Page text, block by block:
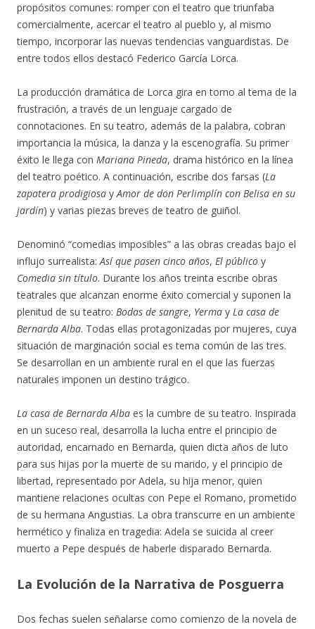
propósitos comunes: romper con el teatro que triunfaba
comercialmente, acercar el teatro al pueblo y, al mismo
tiempo, incorporar las nuevas tendencias vanguardistas. De
entre todos ellos destacó Federico García Lorca.
La producción dramática de Lorca gira en torno al tema de la
frustración, a través de un lenguaje cargado de
connotaciones. En su teatro, además de la palabra, cobran
importancia la música, la danza y la escenografía. Su primer
éxito le llega con Mariana Pineda, drama histórico en la línea
del teatro poético. A continuación, escribe dos farsas (La
zapatera prodigiosa yAmor de don Perlimplín con Belisa en su
jardín) y varias piezas breves de teatro de guiñol.
Denominó “comedias imposibles” a las obras creadas bajo el
influjo surrealista:Así que pasen cinco años, El público y
Comedia sin título. Durante los años treinta escribe obras
teatrales que alcanzan enorme éxito comercial y suponen la
plenitud de su teatro: Bodas de sangre, Yerma y La casa de
Bernarda Alba. Todas ellas protagonizadas por mujeres, cuya
situación de marginación social es tema común de las tres.
Se desarrollan en un ambiente rural en el que las fuerzas
naturales imponen un destino trágico.
La casa de Bernarda Alba es la cumbre de su teatro. Inspirada
en un suceso real, desarrolla la lucha entre el principio de
autoridad, encarnado en Bernarda, quien dicta años de luto
para sus hijas por la muerte de su marido, y el principio de
libertad, representado por Adela, su hija menor, quien
mantiene relaciones ocultas con Pepe el Romano, prometido
de su hermana Angustias. La obra transcurre en un ambiente
hermético y finaliza en tragedia: Adela se suicida al creer
muerto a Pepe después de haberle disparado Bernarda.
La Evolución de la Narrativa de Posguerra
Dos fechas suelen señalarse como comienzo de la novela de